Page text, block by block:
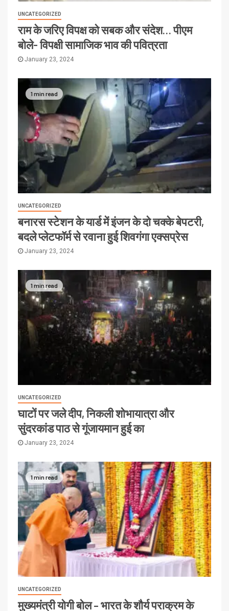
UNCATEGORIZED
राम के जरिए विपक्ष को सबक और संदेश… पीएम
बोले- विपक्षी सामाजिक भाव की पवित्रता
January 23, 2024
1 min read
UNCATEGORIZED
बनारस स्टेशन के यार्ड में इंजन के दो चक्के बेपटरी,
बदले प्लेटफॉर्म से रवाना हुई शिवगंगा एक्सप्रेस
January 23, 2024
1 min read
UNCATEGORIZED
घाटों पर जले दीप, निकली शोभायात्रा और
सुंदरकांड पाठ से गूंजायमान हुई का
January 23, 2024
1 min read
UNCATEGORIZED
मुख्यमंत्री योगी बोल – भारत के शौर्य पराक्रम के